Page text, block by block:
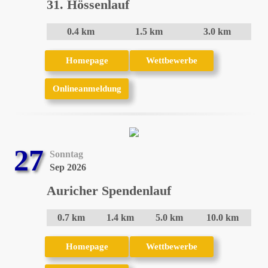
31. Hössenlauf
0.4 km 1.5 km 3.0 km
Homepage
Homepage Wettbewerbe
Wettbewerbe
Onlineanmeldung
Onlineanmeldung
27
Sonntag
Sep 2026
Auricher Spendenlauf
0.7 km 1.4 km 5.0 km 10.0 km
Homepage
Homepage Wettbewerbe
Wettbewerbe